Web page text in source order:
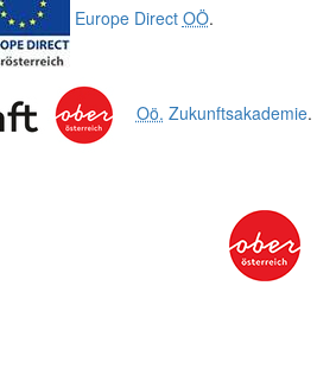
Europe Direct OÖ.
Oö. Zukunftsakademie.